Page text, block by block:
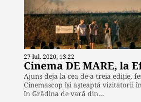
27 Iul. 2020, 13:22
Cinema DE MARE, la
Ajuns deja la cea de-a treia ediție,
Cinemascop își așteaptă vizitatorii
în Grădina de vară din…